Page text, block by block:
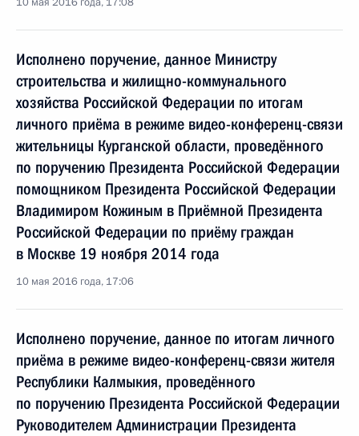
Исполнено поручение, данное Министру
строительства и жилищно-коммунального
хозяйства Российской Федерации по итогам
личного приёма в режиме видео-конференц-связи
жительницы Курганской области, проведённого
по поручению Президента Российской Федерации
помощником Президента Российской Федерации
Владимиром Кожиным в Приёмной Президента
Российской Федерации по приёму граждан
в Москве 19 ноября 2014 года
10 мая 2016 года, 17:06
Исполнено поручение, данное по итогам личного
приёма в режиме видео-конференц-связи жителя
Республики Калмыкия, проведённого
по поручению Президента Российской Федерации
Руководителем Администрации Президента